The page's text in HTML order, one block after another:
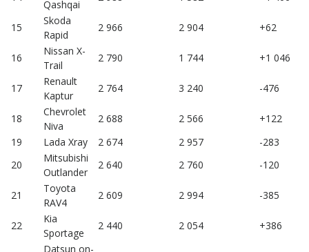
Qashqai
15
Skoda
Rapid
2 966 2 904 +62
16
Nissan X-
Trail
2 790 1 744 +1 046
17
Renault
Kaptur
2 764 3 240 -476
18
Chevrolet
Niva
2 688 2 566
+122
19
Lada Xray 2 674 2 957
-283
20
Mitsubishi
Outlander
2 640 2 760 -120
21
Toyota
RAV4
2 609 2 994 -385
22
Kia
Sportage
2 440 2 054 +386
Datsun on-